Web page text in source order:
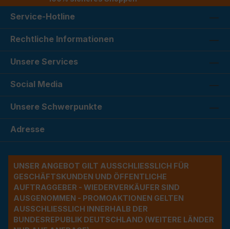
Service-Hotline
Rechtliche Informationen
Unsere Services
Social Media
Unsere Schwerpunkte
Adresse
UNSER ANGEBOT GILT AUSSCHLIESSLICH FÜR G
ESCHÄFTSKUNDEN UND ÖFFENTLICHE A
UFTRAGGEBER - WIEDERVERKÄUFER SIND A
USGENOMMEN - PROMOAKTIONEN GELTEN A
USSCHLIESSLICH INNERHALB DER BU
NDESREPUBLIK DEUTSCHLAND (WEITERE LÄNDER NU